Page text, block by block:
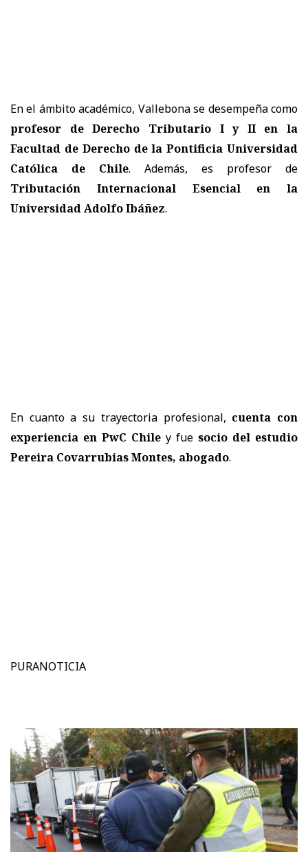
En el ámbito académico, Vallebona se desempeña como
profesor de Derecho Tributario I y II en la
Facultad de Derecho de la Pontificia Universidad
Católica de Chile. Además, es profesor de
Tributación Internacional Esencial en la
Universidad Adolfo Ibáñez.
En cuanto a su trayectoria profesional, cuenta con
experiencia en PwC Chile y fue socio del estudio
Pereira Covarrubias Montes, abogado.
PURANOTICIA